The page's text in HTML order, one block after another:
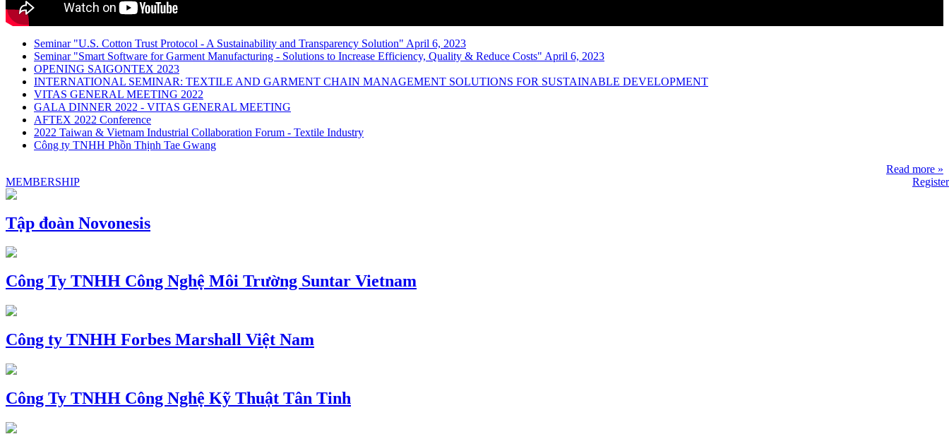
Seminar "U.S. Cotton Trust Protocol - A Sustainability and Transparency Solution" April 6, 2023
Seminar "Smart Software for Garment Manufacturing - Solutions to Increase Efficiency, Quality & Reduce Costs" April 6, 2023
OPENING SAIGONTEX 2023
INTERNATIONAL SEMINAR: TEXTILE AND GARMENT CHAIN MANAGEMENT SOLUTIONS FOR SUSTAINABLE DEVELOPMENT
VITAS GENERAL MEETING 2022
GALA DINNER 2022 - VITAS GENERAL MEETING
AFTEX 2022 Conference
2022 Taiwan & Vietnam Industrial Collaboration Forum - Textile Industry
Công ty TNHH Phồn Thịnh Tae Gwang
Read more »
MEMBERSHIP
Register
Tập đoàn Novonesis
Công Ty TNHH Công Nghệ Môi Trường Suntar Vietnam
Công ty TNHH Forbes Marshall Việt Nam
Công Ty TNHH Công Nghệ Kỹ Thuật Tân Tinh